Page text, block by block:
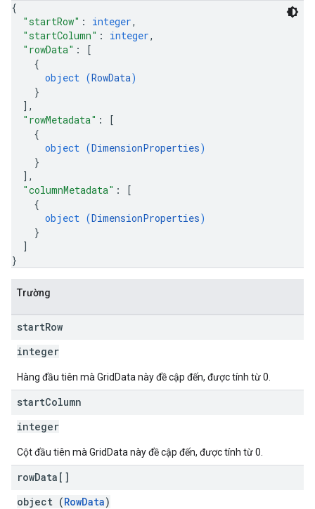
{
"startRow" : integer,
"startColumn" : integer,
"rowData" :
[
{
object (RowData)
}
] ,
"rowMetadata" :
[
{
object (DimensionProperties)
}
] ,
"columnMetadata" :
[
{
object (DimensionProperties)
}
]
}
Trường
startRow
integer
Hàng đầu tiên mà GridData này đề cập đến, được tính từ 0.
startColumn
integer
Cột đầu tiên mà GridData này đề cập đến, được tính từ 0.
rowData[]
object (RowData)